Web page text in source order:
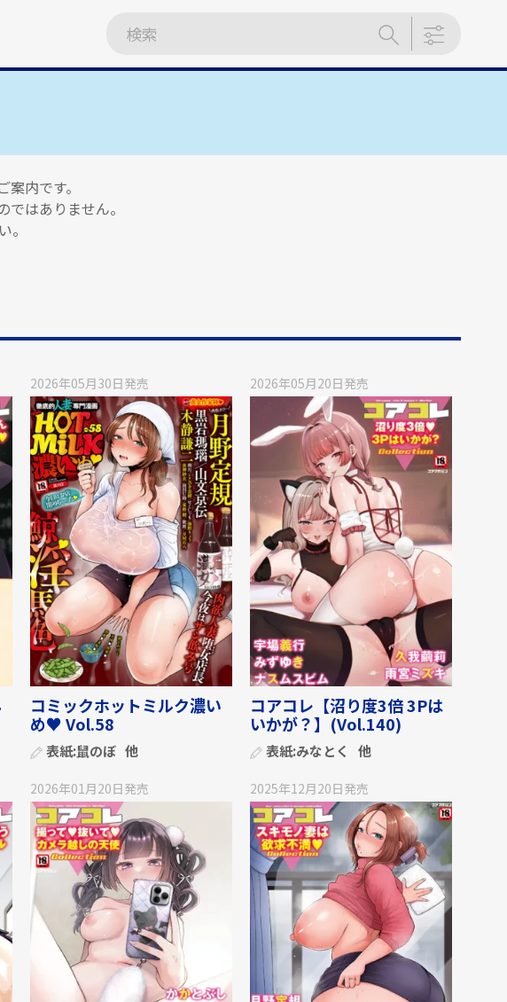
内です。
はありません。
2026年05月30日発売
コミックホットミルク濃い
め♥ Vol.58
表紙:鼠のぼ 他
2026年05月20日発売
コアコレ【沼り度3倍 3Pは
いかが？】(Vol.140)
表紙:みなとく 他
2026年01月20日発売 2025年12月20日発売